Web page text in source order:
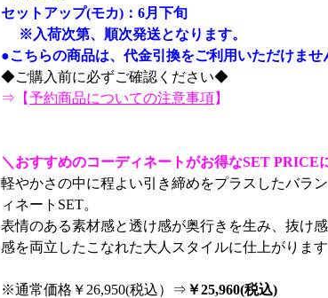
セットアップ(モカ)：6月下旬
※入荷次第、順次発送となります。
●こちらの商品は、代金引換をご利用いただけませ
◆ご購入前に必ずご確認ください◆
⇒【予約商品についての注意事項】
＼おすすめのコーディネートがお得なSET PRICE
軽やかさの中に程よい引き締めをプラスしたバラ
ィネートSET。
表情のある素材感と透け感が奥行きを生み、抜け
感を両立したこなれた大人スタイルに仕上がります
※通常価格￥26,950(税込）⇒ ￥25,960(税込)